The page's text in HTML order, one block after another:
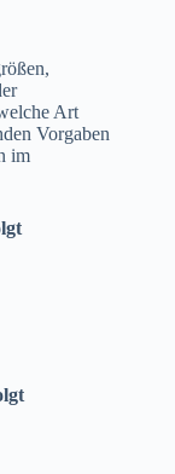
Art
Vorgaben
im